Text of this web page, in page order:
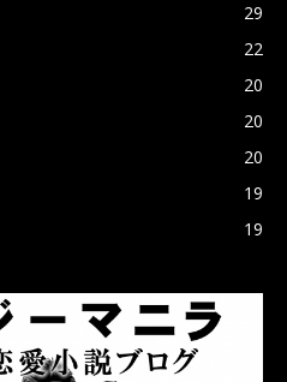
29
22
20
20
20
19
19